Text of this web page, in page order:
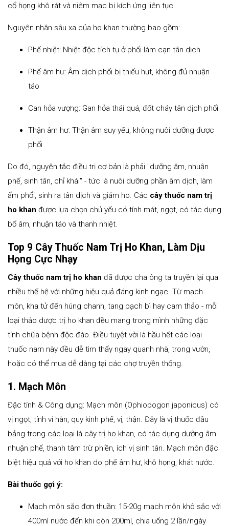
cổ họng khô rát và niêm mạc bị kích ứng liên tục.
Nguyên nhân sâu xa của ho khan thường bao gồm:
Phế nhiệt: Nhiệt độc tích tụ ở phổi làm cạn tân dịch
Phế âm hư: Âm dịch phổi bị thiếu hụt, không đủ nhuận
táo
Can hỏa vượng: Gan hỏa thái quá, đốt cháy tân dịch phổi
Thận âm hư: Thận âm suy yếu, không nuôi dưỡng được
phổi
Do đó, nguyên tắc điều trị cơ bản là phải "dưỡng âm, nhuận
phế, sinh tân, chỉ khái" - tức là nuôi dưỡng phần âm dịch, làm
ẩm phổi, sinh ra tân dịch và giảm ho. Các cây thuốc nam trị
ho khan được lựa chọn chủ yếu có tính mát, ngọt, có tác dụng
bổ âm, nhuận táo và thanh nhiệt.
Top 9 Cây Thuốc Nam Trị Ho Khan, Làm Dịu
Họng Cực Nhạy
Cây thuốc nam trị ho khan đã được cha ông ta truyền lại qua
nhiều thế hệ với những hiệu quả đáng kinh ngạc. Từ mạch
môn, kha tử đến húng chanh, tang bạch bì hay cam thảo - mỗi
loại thảo dược trị ho khan đều mang trong mình những đặc
tính chữa bệnh độc đáo. Điều tuyệt vời là hầu hết các loại
thuốc nam này đều dễ tìm thấy ngay quanh nhà, trong vườn,
hoặc có thể mua dễ dàng tại các chợ truyền thống.
1. Mạch Môn
Đặc tính & Công dụng: Mạch môn (Ophiopogon japonicus) có
vị ngọt, tính vi hàn, quy kinh phế, vị, thận. Đây là vị thuốc đầu
bảng trong các loại lá cây trị ho khan, có tác dụng dưỡng âm
nhuận phế, thanh tâm trừ phiền, ích vị sinh tân. Mạch môn đặc
biệt hiệu quả với ho khan do phế âm hư, khô họng, khát nước.
Bài thuốc gợi ý:
Mạch môn sắc đơn thuần: 15-20g mạch môn khô sắc với
400ml nước đến khi còn 200ml, chia uống 2 lần/ngày